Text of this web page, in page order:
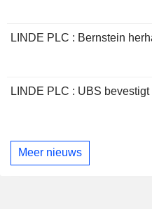
LINDE PLC : Bernstein
LINDE PLC : UBS
Meer nieuws